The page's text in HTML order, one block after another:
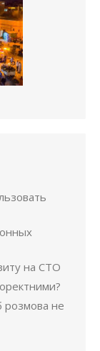
на СТО
розмова не